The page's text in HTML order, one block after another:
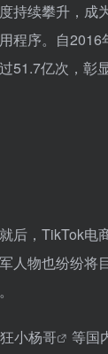
持续攀升，成
程序。自2016
51.7亿次，彰
后，TikTok电
人物也纷纷将
小杨哥
等国